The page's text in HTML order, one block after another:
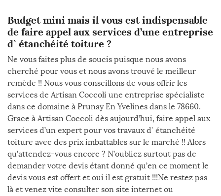
Budget mini mais il vous est indispensable
de faire appel aux services d’une entreprise
d` étanchéité toiture ?
Ne vous faites plus de soucis puisque nous avons
cherché pour vous et nous avons trouvé le meilleur
remède !! Nous vous conseillons de vous offrir les
services de Artisan Coccoli une entreprise spécialiste
dans ce domaine à Prunay En Yvelines dans le 78660.
Grace à Artisan Coccoli dès aujourd’hui, faire appel aux
services d’un expert pour vos travaux d` étanchéité
toiture avec des prix imbattables sur le marché !! Alors
qu’attendez-vous encore ? N’oubliez surtout pas de
demander votre devis étant donné qu’en ce moment le
devis vous est offert et oui il est gratuit !!!Ne restez pas
là et venez vite consulter son site internet ou